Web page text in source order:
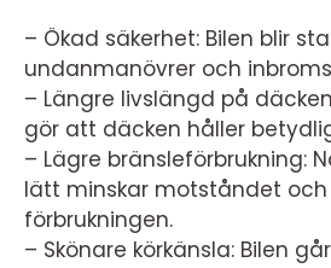
– Ökad säkerhet: Bilen blir
undanmanövrer och
– Längre livslängd på
gör att däcken håller
– Lägre bränsleförbrukning:
lätt minskar motståndet
förbrukningen.
– Skönare körkänsla: Bilen